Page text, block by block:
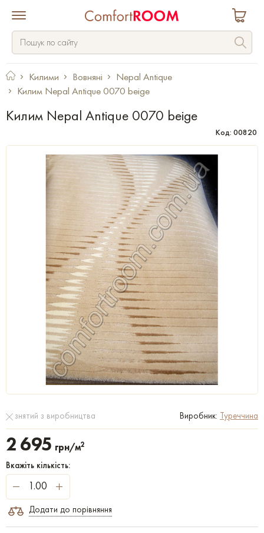
Килими Вовняні
Nepal Antique
Килим Nepal Antique 0070 beige
Килим Nepal Antique 0070 beige
Код: 00820
знятий з виробництва Виробник: Туреччина
2 695 грн/м2
Вкажіть кількість:
Додати до порівняння